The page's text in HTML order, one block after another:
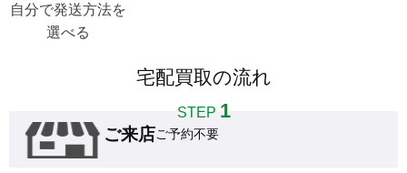
自分で発送方法を
選べる
宅配買取の流れ
STEP 1
ご来店ご予約不要